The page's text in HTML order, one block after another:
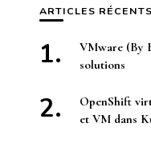
ARTICLES RÉCENTS
VMware (By
solutions
OpenShift
et VM dans